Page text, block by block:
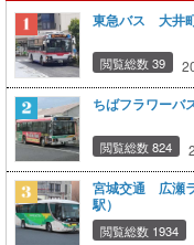
東急バス 大井
閲覧総数 39
ちばフラワーバ
閲覧総数 824
宮城交通 広瀬
駅）
閲覧総数 1934